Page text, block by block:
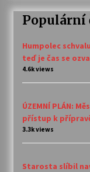
Populární
Humpolec
teď je čas se
4.6k views
ÚZEMNÍ PLÁN:
přístup k
3.3k views
Starosta slíbil